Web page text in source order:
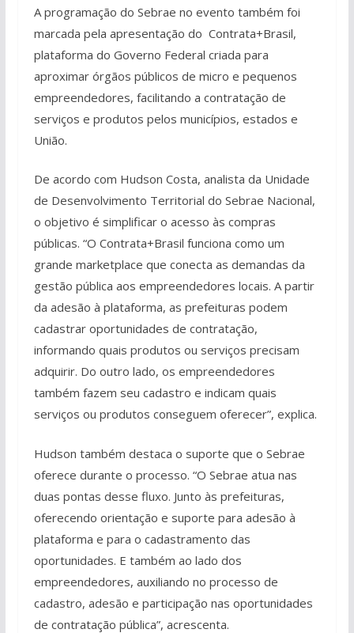
A programação do Sebrae no evento também foi
marcada pela apresentação do Contrata+Brasil,
plataforma do Governo Federal criada para
aproximar órgãos públicos de micro e pequenos
empreendedores, facilitando a contratação de
serviços e produtos pelos municípios, estados e
União.
De acordo com Hudson Costa, analista da Unidade
de Desenvolvimento Territorial do Sebrae Nacional,
o objetivo é simplificar o acesso às compras
públicas. “O Contrata+Brasil funciona como um
grande marketplace que conecta as demandas da
gestão pública aos empreendedores locais. A partir
da adesão à plataforma, as prefeituras podem
cadastrar oportunidades de contratação,
informando quais produtos ou serviços precisam
adquirir. Do outro lado, os empreendedores
também fazem seu cadastro e indicam quais
serviços ou produtos conseguem oferecer”, explica.
Hudson também destaca o suporte que o Sebrae
oferece durante o processo. “O Sebrae atua nas
duas pontas desse fluxo. Junto às prefeituras,
oferecendo orientação e suporte para adesão à
plataforma e para o cadastramento das
oportunidades. E também ao lado dos
empreendedores, auxiliando no processo de
cadastro, adesão e participação nas oportunidades
de contratação pública”, acrescenta.